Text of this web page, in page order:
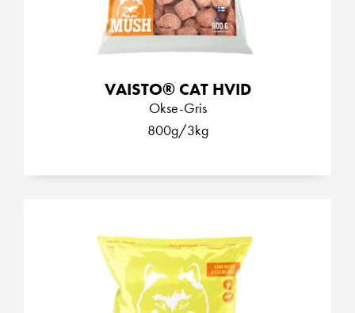
VAISTO® CAT HVID
Okse-Gris
800g/3kg